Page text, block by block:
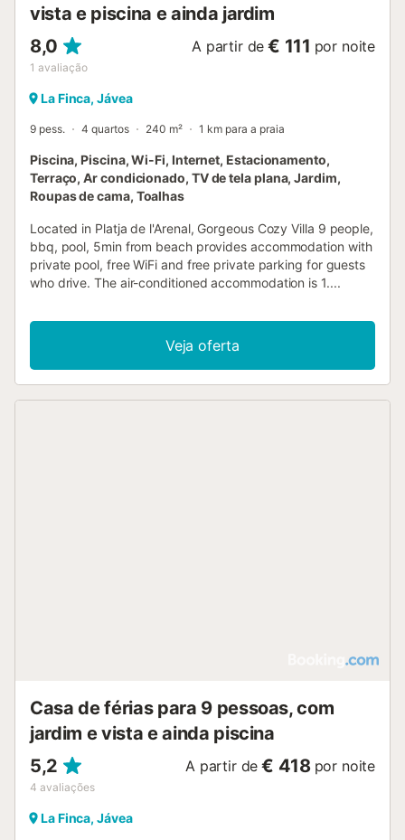
vista e piscina e ainda jardim
8,0
1 avaliação
A partir de € 111 por noite
La Finca, Jávea
9 pess. 4 quartos 240 m² 1 km para a praia
Piscina, Piscina, Wi-Fi, Internet, Estacionamento,
Terraço, Ar condicionado, TV de tela plana, Jardim,
Roupas de cama, Toalhas
Located in Platja de l'Arenal, Gorgeous Cozy Villa 9 people,
bbq, pool, 5min from beach provides accommodation with
private pool, free WiFi and free private parking for guests
who drive. The air-conditioned accommodation is 1....
Veja oferta
Casa de férias para 9 pessoas, com
jardim e vista e ainda piscina
5,2
4 avaliações
A partir de € 418 por noite
La Finca, Jávea